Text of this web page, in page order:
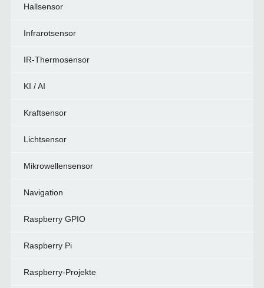
Hallsensor
Infrarotsensor
IR-Thermosensor
KI / AI
Kraftsensor
Lichtsensor
Mikrowellensensor
Navigation
Raspberry GPIO
Raspberry Pi
Raspberry-Projekte